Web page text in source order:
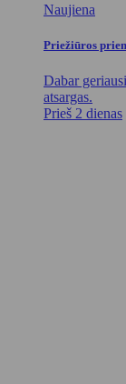
Naujiena
Priežiūros
Dabar
atsargas.
Prieš 2 dienas